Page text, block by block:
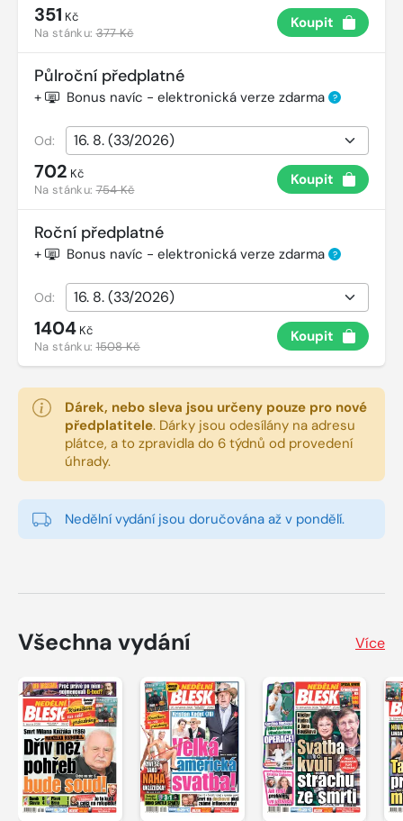
351 Kč
Na stánku:377 Kč
Koupit
Půlroční předplatné
+ Bonus navíc - elektronická verze zdarma ?
Od:
702 Kč
Na stánku:754 Kč
Koupit
Roční předplatné
+ Bonus navíc - elektronická verze zdarma ?
Od:
1404 Kč
Na stánku:1508 Kč
Koupit
Dárek, nebo sleva jsou určeny pouze pro nové
předplatitele. Dárky jsou odesílány na adresu
plátce, a to zpravidla do 6 týdnů od provedení
úhrady.
Nedělní vydání jsou doručována až v pondělí.
Všechna vydání Více